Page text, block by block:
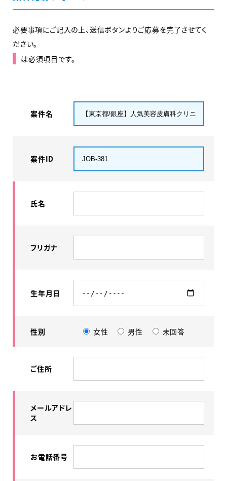
必要事項にご記入の上、送信ボタンよりご応募を完了させてく
ださい。
は必須項目です。
案件名
案件ID
氏名
フリガナ
生年月日
性別 女性 男性 未回答
ご住所
メールアドレ
ス
お電話番号